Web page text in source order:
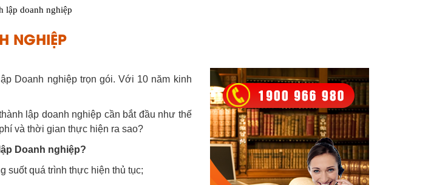
lập doanh nghiệp
NGHIỆP
Doanh nghiệp trọn gói. Với 10 năm kinh
lập doanh nghiệp cần bắt đầu như thế
và thời gian thực hiện ra sao?
Doanh nghiệp?
suốt quá trình thực hiện thủ tục;